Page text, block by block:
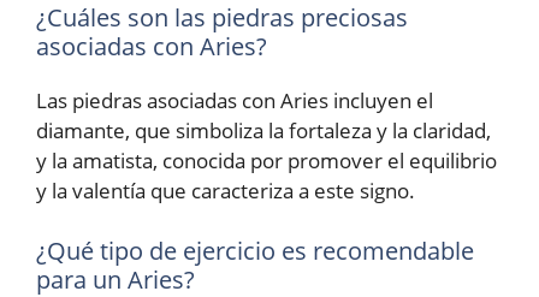
¿Cuáles son las piedras preciosas
asociadas con Aries?
Las piedras asociadas con Aries incluyen el
diamante, que simboliza la fortaleza y la claridad,
y la amatista, conocida por promover el equilibrio
y la valentía que caracteriza a este signo.
¿Qué tipo de ejercicio es recomendable
para un Aries?